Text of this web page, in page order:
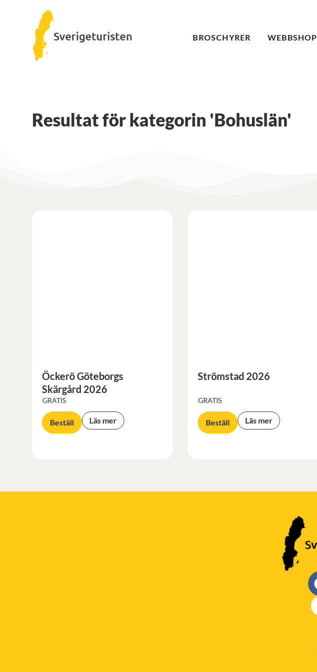
BROSCHYRER WEBBSHOP
Resultat för kategorin 'Bohuslän'
Öckerö Göteborgs
Skärgård 2026
GRATIS
Beställ Läs mer
Strömstad 2026
GRATIS
Beställ Läs mer